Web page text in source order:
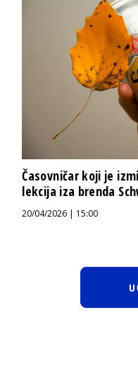
Časovničar koji je
lekcija iza brenda
20/04/2026 | 15:00